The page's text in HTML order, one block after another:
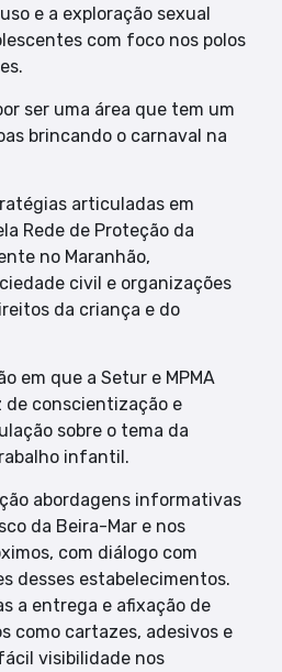
e a exploração sexual
com foco nos polos
ser uma área que tem um
brincando o carnaval na
articuladas em
Rede de Proteção da
no Maranhão,
civil e organizações
da criança e do
em que a Setur e MPMA
de conscientização e
sobre o tema da
infantil.
abordagens informativas
da Beira-Mar e nos
com diálogo com
desses estabelecimentos.
a entrega e afixação de
como cartazes, adesivos e
visibilidade nos